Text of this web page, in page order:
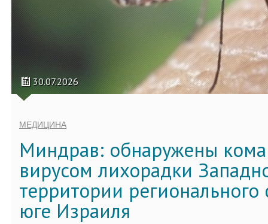
30.07.2026
МЕДИЦИНА
Миндрав: обнаружены
вирусом лихорадки
территории регионального
юге Израиля